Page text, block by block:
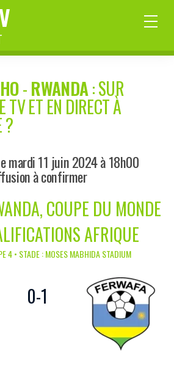
-RWANDA: SUR
TV ET EN DIRECT À
?
mardi 11 juin 2024 à 18h00
à confirmer
COUPE DU MONDE
AFRIQUE
4 • STADE : MOSES MABHIDA STADIUM
0-1